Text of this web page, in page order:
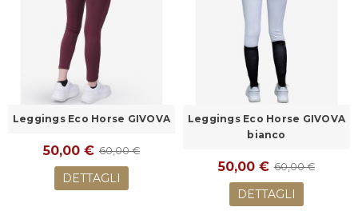
Leggings Eco Horse GIVOVA
50,00 € 60,00 €
DETTAGLI
Leggings Eco Horse GIVOVA
bianco
50,00 € 60,00 €
DETTAGLI